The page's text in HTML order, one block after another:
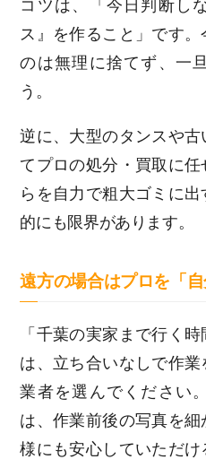
コツは、「今日判断し
ス』を作ること」です
のは無理に捨てず、一
う。
逆に、大型のタンスや
てプロの処分・買取に
らを自力で粗大ゴミに
的にも限界があります。
遠方の場合はプロを「
「千葉の実家まで行く
は、立ち合いなしで作
業者を選んでください
は、作業前後の写真を
様にも安心していただ